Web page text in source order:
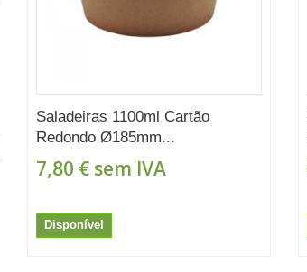
Saladeiras 1100ml Cartão
Redondo Ø185mm...
7,80 € sem IVA
Disponível